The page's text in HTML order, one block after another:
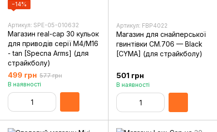
−14%
Артикул: SPE-05-010632
Магазин real-cap 30 кульок
для приводів серії M4/M16
- tan [Specna Arms] (для
страйкболу)
499 грн 577 грн
В наявності
Артикул: FBP4022
Магазин для снайперської
гвинтівки CM.706 — Black
[CYMA] (для страйкболу)
501 грн
В наявності